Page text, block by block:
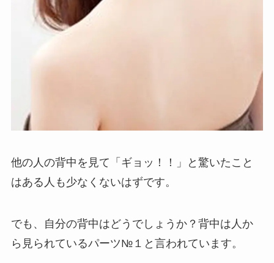
他の人の背中を見て「ギョッ！！」と驚いたこと
はある人も少なくないはずです。
でも、自分の背中はどうでしょうか？背中は人か
ら見られているパーツ№１と言われています。